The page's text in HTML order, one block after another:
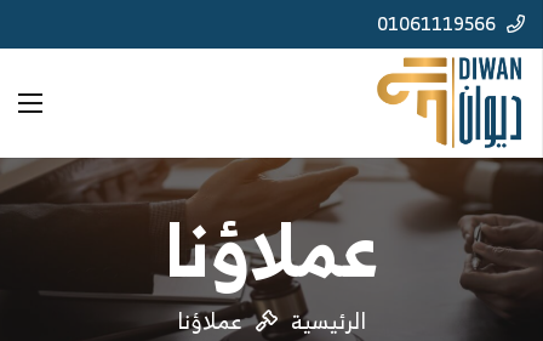
01061119566
عملاؤنا
الرئيسية عملاؤنا